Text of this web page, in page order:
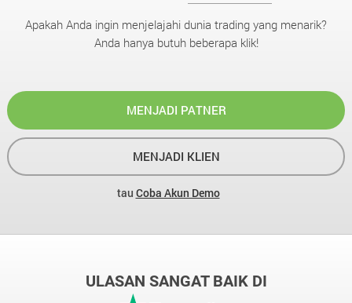
Apakah Anda ingin menjelajahi dunia trading yang menarik?
Anda hanya butuh beberapa klik!
MENJADI PATNER
MENJADI KLIEN
tau Coba Akun Demo
ULASAN SANGAT BAIK DI